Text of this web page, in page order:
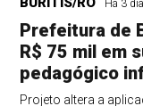
Há 3
Prefeitura de
R$ 75 mil em
pedagógico
Projeto altera a